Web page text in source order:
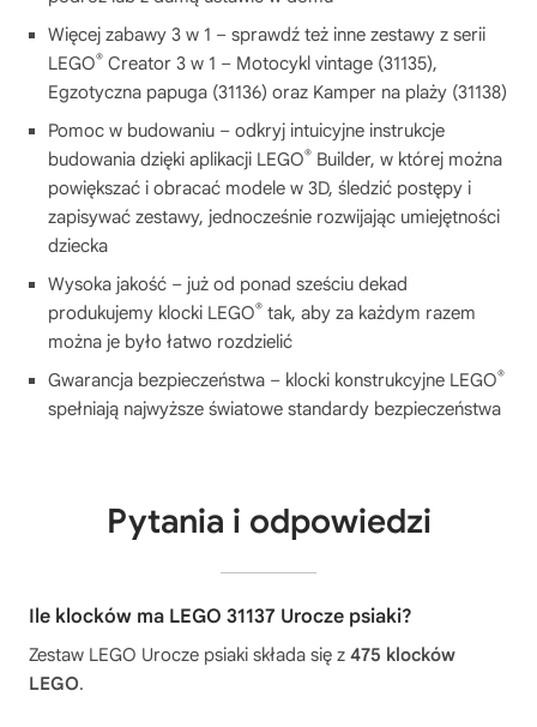
Więcej zabawy 3 w 1 – sprawdź też inne zestawy z serii
LEGO® Creator 3 w 1 – Motocykl vintage (31135),
Egzotyczna papuga (31136) oraz Kamper na plaży (31138)
Pomoc w budowaniu – odkryj intuicyjne instrukcje
budowania dzięki aplikacji LEGO® Builder, w której można
powiększać i obracać modele w 3D, śledzić postępy i
zapisywać zestawy, jednocześnie rozwijając umiejętności
dziecka
Wysoka jakość – już od ponad sześciu dekad
produkujemy klocki LEGO® tak, aby za każdym razem
można je było łatwo rozdzielić
Gwarancja bezpieczeństwa – klocki konstrukcyjne LEGO®
spełniają najwyższe światowe standardy bezpieczeństwa
Pytania i odpowiedzi
Ile klocków ma LEGO 31137 Urocze psiaki?
Zestaw LEGO Urocze psiaki składa się z 475 klocków
LEGO.